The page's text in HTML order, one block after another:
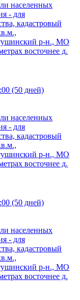
населенных
- для
кадастровый
р-н., МО
восточнее д.
(50 дней)
населенных
- для
кадастровый
р-н., МО
восточнее д.
(50 дней)
населенных
- для
кадастровый
р-н., МО
восточнее д.